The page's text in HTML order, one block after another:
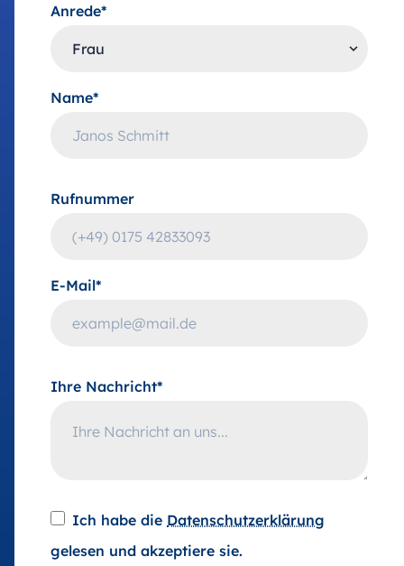
Anrede*
Name*
Rufnummer
E-Mail*
Ihre Nachricht*
Ich habe die Datenschutzerklärung
gelesen und akzeptiere sie.